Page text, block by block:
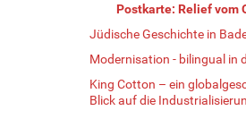
Postkarte: Relief vom
Jüdische Geschichte in
Modernisation - bilingual in
King Cotton – ein
Blick auf die